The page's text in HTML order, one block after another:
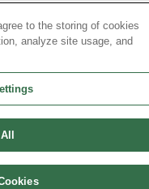
to the storing of cookies
analyze site usage, and